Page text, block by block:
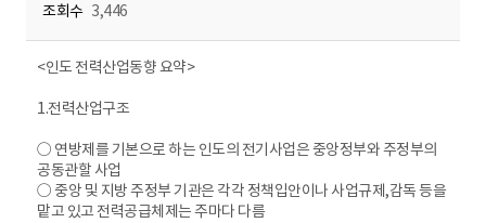
조회수 3,446
<인도 전력산업동향 요약>
1.전력산업구조
○ 연방제를 기본으로 하는 인도의 전기사업은 중앙정부와 주정부의
공동관할 사업
○ 중앙 및 지방 주정부 기관은 각각 정책입안이나 사업규제,감독 등을
맡고 있고 전력공급체제는 주마다 다름